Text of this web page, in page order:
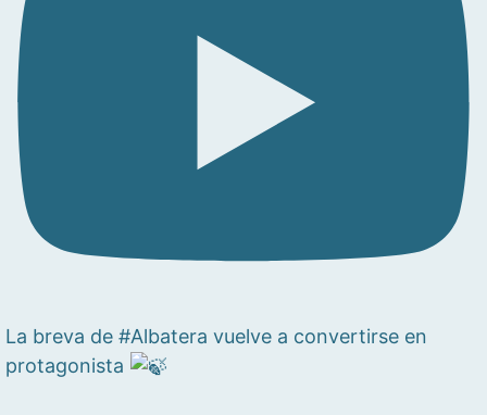
La breva de #Albatera vuelve a convertirse en
protagonista